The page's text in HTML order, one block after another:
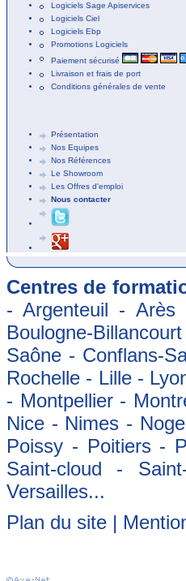
Logiciels Sage Apiservices
Logiciels Ciel
Logiciels Ebp
Promotions Logiciels
Paiement sécurisé
Livraison et frais de port
Conditions générales de vente
Présentation
Nos Equipes
Nos Références
Le Showroom
Les Offres d'emploi
Nous contacter
Centres de
- Argenteuil -
Boulogne-
Saône - Conflans-
Rochelle - Lille -
- Montpellier -
Nice - Nimes -
Poissy - Poitiers -
Saint-cloud -
Versailles...
Plan du site |